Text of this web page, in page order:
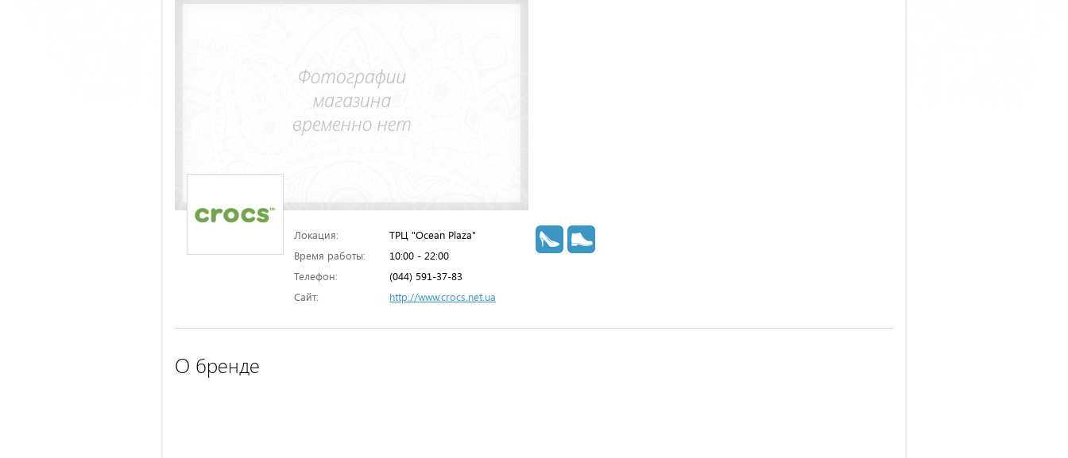
Локация:
ТРЦ "Ocean Plaza"
Время работы:
10:00 - 22:00
Телефон:
(044) 591-37-83
Сайт:
http://www.crocs.net.ua
О бренде